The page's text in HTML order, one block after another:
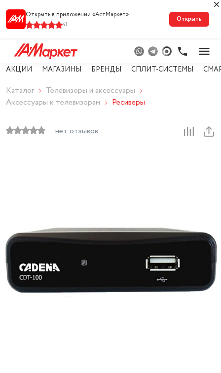
Открыть в приложении «АстМарке‪т‬»
41
Открыть
АКЦИИ МАГАЗИНЫ БРЕНДЫ СПЛИТ-СИСТЕМЫ
Каталог
Телевизоры и аксессуары
Аксессуары к телевизорам
Ресиверы
нет отзывов